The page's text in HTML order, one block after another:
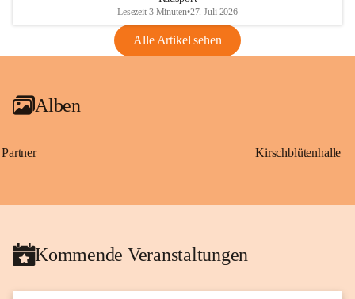
VBl. EU Nr. 18_2026Lesezeit 3 Minuten•27. Juli 2026
Alle Artikel sehen
Alben
Partner Kirschblütenhalle
Kommende Veranstaltungen